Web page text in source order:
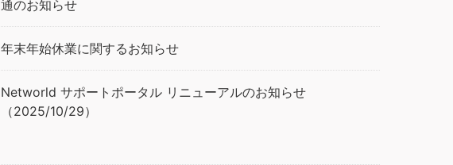
通のお知らせ
年末年始休業に関するお知らせ
Networld サポートポータル リニューアルのお知らせ
（2025/10/29）